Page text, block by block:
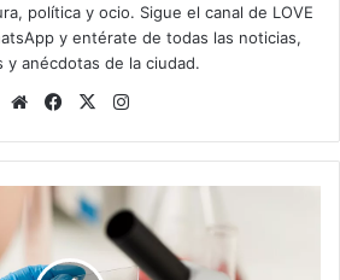
política y ocio. Sigue el canal de LOVE
y entérate de todas las noticias,
y anécdotas de la ciudad.
Siti
we
b
Fa
bo
ok
X
ra
m